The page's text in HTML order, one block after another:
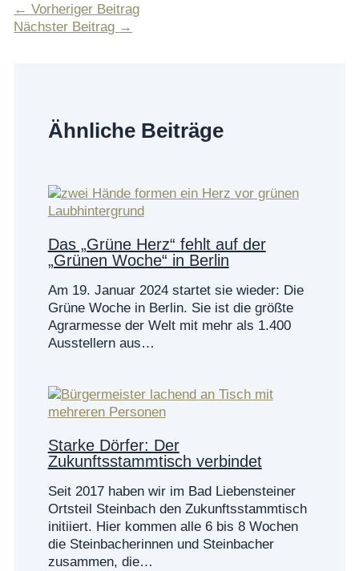
← Vorheriger Beitrag
Nächster Beitrag →
Ähnliche Beiträge
Das „Grüne Herz“ fehlt auf der
„Grünen Woche“ in Berlin
Am 19. Januar 2024 startet sie wieder: Die
Grüne Woche in Berlin. Sie ist die größte
Agrarmesse der Welt mit mehr als 1.400
Ausstellern aus…
Starke Dörfer: Der
Zukunftsstammtisch verbindet
Seit 2017 haben wir im Bad Liebensteiner
Ortsteil Steinbach den Zukunftsstammtisch
initiiert. Hier kommen alle 6 bis 8 Wochen
die Steinbacherinnen und Steinbacher
zusammen, die…